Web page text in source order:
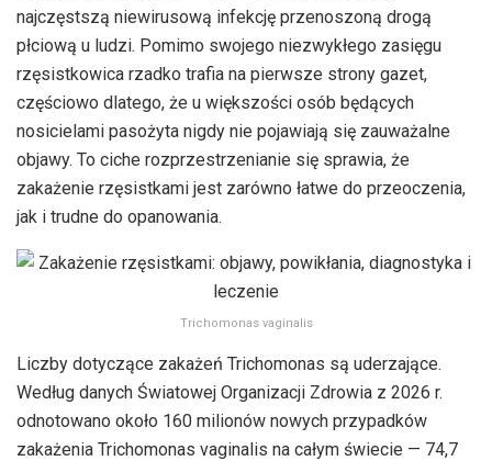
najczęstszą niewirusową infekcję przenoszoną drogą
płciową u ludzi. Pomimo swojego niezwykłego zasięgu
rzęsistkowica rzadko trafia na pierwsze strony gazet,
częściowo dlatego, że u większości osób będących
nosicielami pasożyta nigdy nie pojawiają się zauważalne
objawy. To ciche rozprzestrzenianie się sprawia, że
zakażenie rzęsistkami jest zarówno łatwe do przeoczenia,
jak i trudne do opanowania.
Trichomonas vaginalis
Liczby dotyczące zakażeń Trichomonas są uderzające.
Według danych Światowej Organizacji Zdrowia z 2026 r.
odnotowano około 160 milionów nowych przypadków
zakażenia Trichomonas vaginalis na całym świecie — 74,7